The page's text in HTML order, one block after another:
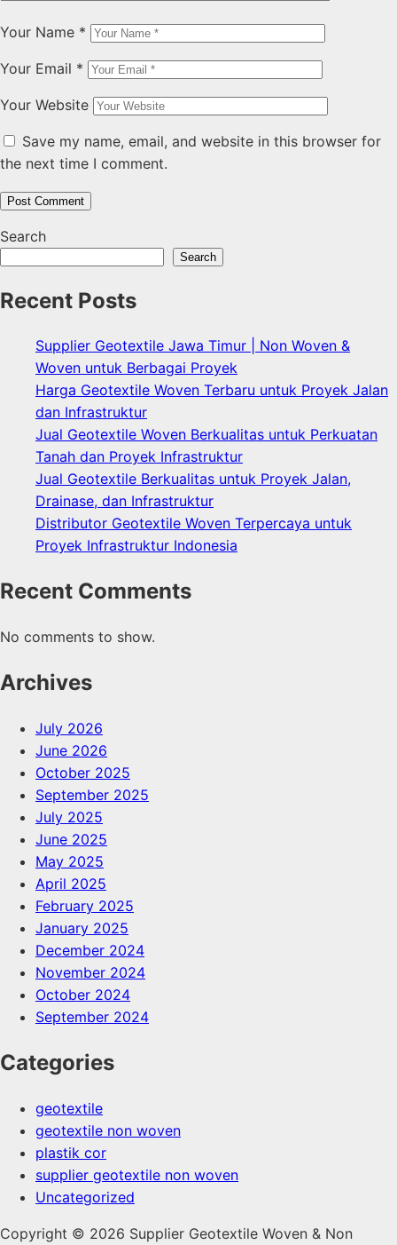
Your Name *
Your Email *
Your Website
Save my name, email, and website in this browser for
the next time I comment.
Search
Search
Recent Posts
Supplier Geotextile Jawa Timur | Non Woven &
Woven untuk Berbagai Proyek
Harga Geotextile Woven Terbaru untuk Proyek Jalan
dan Infrastruktur
Jual Geotextile Woven Berkualitas untuk Perkuatan
Tanah dan Proyek Infrastruktur
Jual Geotextile Berkualitas untuk Proyek Jalan,
Drainase, dan Infrastruktur
Distributor Geotextile Woven Terpercaya untuk
Proyek Infrastruktur Indonesia
Recent Comments
No comments to show.
Archives
July 2026
June 2026
October 2025
September 2025
July 2025
June 2025
May 2025
April 2025
February 2025
January 2025
December 2024
November 2024
October 2024
September 2024
Categories
geotextile
geotextile non woven
plastik cor
supplier geotextile non woven
Uncategorized
Copyright © 2026 Supplier Geotextile Woven & Non